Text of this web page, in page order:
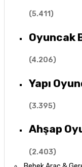
(5.411)
Oyuncak
(4.206)
Yapı
(3.395)
Ahşap
(2.403)